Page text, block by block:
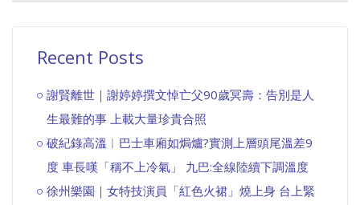
Recent Posts
謝賢離世｜謝婷婷撰文悼亡父90歲冥壽：告別是人
生最難的事 上載大量珍貴合照
破紀錄高溫︱巴士車廂如焗爐?實測上層頭尾溫差9
度 車長嘆「稱不上冷氣」 九巴:全線陸續下調溫度
徐州樂園｜女特技演員「紅色火裙」燒上身 台上緊